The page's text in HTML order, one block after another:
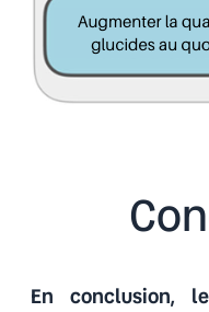
En conclusion,